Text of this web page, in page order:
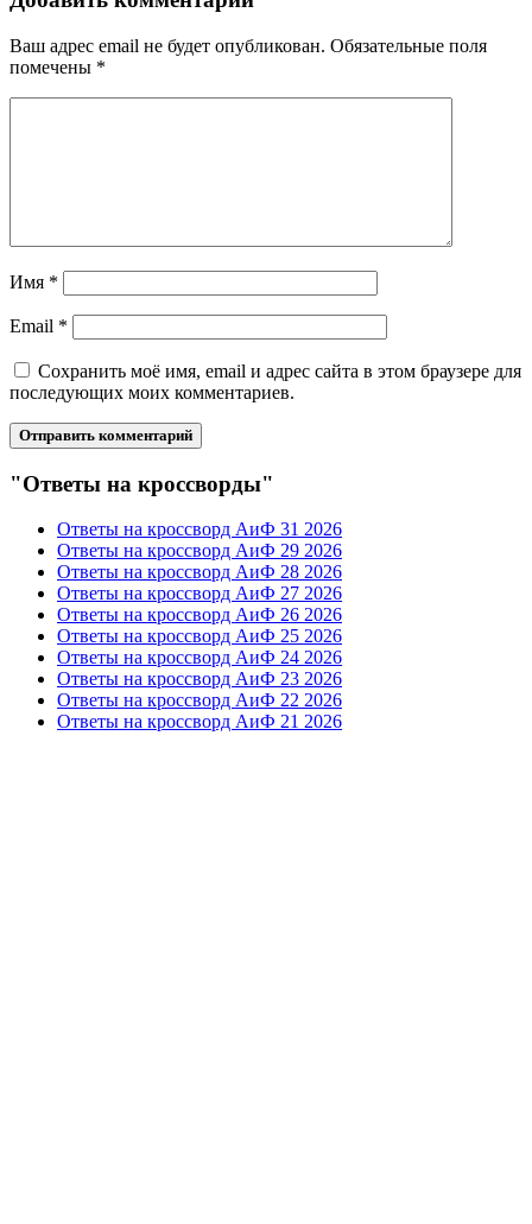
Ваш адрес email не будет опубликован. Обязательные поля
помечены *
Имя *
Email *
Сохранить моё имя, email и адрес сайта в этом браузере для
последующих моих комментариев.
"Ответы на кроссворды"
Ответы на кроссворд АиФ 31 2026
Ответы на кроссворд АиФ 29 2026
Ответы на кроссворд АиФ 28 2026
Ответы на кроссворд АиФ 27 2026
Ответы на кроссворд АиФ 26 2026
Ответы на кроссворд АиФ 25 2026
Ответы на кроссворд АиФ 24 2026
Ответы на кроссворд АиФ 23 2026
Ответы на кроссворд АиФ 22 2026
Ответы на кроссворд АиФ 21 2026